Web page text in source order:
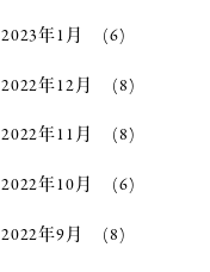
2023年1月 (6)
2022年12月 (8)
2022年11月 (8)
2022年10月 (6)
2022年9月 (8)